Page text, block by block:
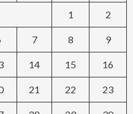
1 2
7 8 9
14 15 16
21 22 23